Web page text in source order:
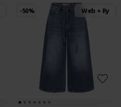
-50% Web + Ry